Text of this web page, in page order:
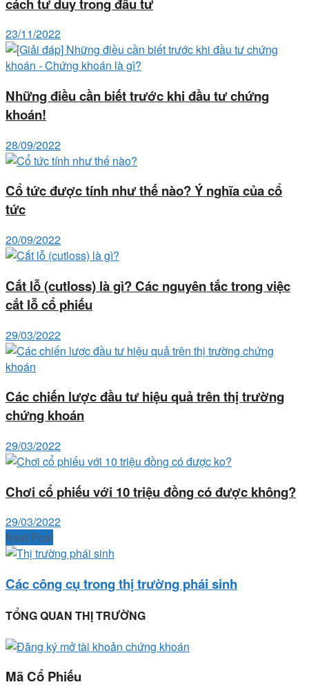
23/11/2022
Những điều cần biết trước khi đầu tư chứng
khoán!
28/09/2022
Cổ tức được tính như thế nào? Ý nghĩa của cổ
tức
20/09/2022
Cắt lỗ (cutloss) là gì? Các nguyên tắc trong việc
cắt lỗ cổ phiếu
29/03/2022
Các chiến lược đầu tư hiệu quả trên thị trường
chứng khoán
29/03/2022
Chơi cổ phiếu với 10 triệu đồng có được không?
29/03/2022
Next Post
Các công cụ trong thị trường phái sinh
TỔNG QUAN THỊ TRƯỜNG
Mã Cổ Phiếu